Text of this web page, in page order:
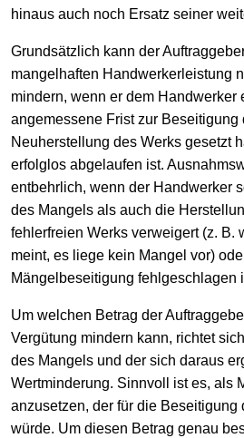
hinaus auch noch Ersatz seiner
Grundsätzlich kann der
mangelhaften Handwerkerleistung
mindern, wenn er dem Handwerker
angemessene Frist zur Beseitigung
Neuherstellung des Werks gesetzt
erfolglos abgelaufen ist.
entbehrlich, wenn der Handwerker
des Mangels als auch die
fehlerfreien Werks verweigert (z. B.
meint, es liege kein Mangel vor)
Mängelbeseitigung fehlgeschlagen
Um welchen Betrag der
Vergütung mindern kann, richtet
des Mangels und der sich daraus
Wertminderung. Sinnvoll ist es, als
anzusetzen, der für die Beseitigung
würde. Um diesen Betrag genau